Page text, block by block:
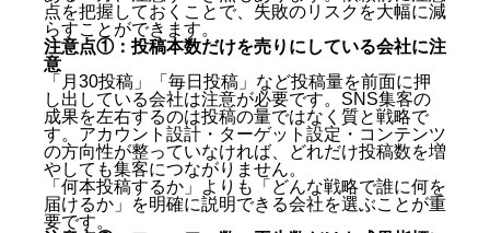
点を把握しておくことで、失敗のリスクを大幅に減
らすことができます。
注意点①：投稿本数だけを売りにしている会社に注
意
「月30投稿」「毎日投稿」など投稿量を前面に押
し出している会社は注意が必要です。SNS集客の
成果を左右するのは投稿の量ではなく質と戦略で
す。アカウント設計・ターゲット設定・コンテンツ
の方向性が整っていなければ、どれだけ投稿数を増
やしても集客につながりません。
「何本投稿するか」よりも「どんな戦略で誰に何を
届けるか」を明確に説明できる会社を選ぶことが重
要です。